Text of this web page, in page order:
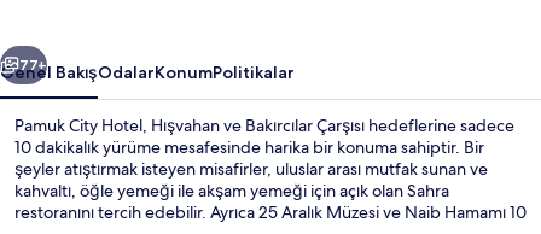
Sonraki
77+
Genel BakışOdalarKonumPolitikalar
Pamuk City Hotel, Hışvahan ve Bakırcılar Çarşısı hedeflerine sadece
10 dakikalık yürüme mesafesinde harika bir konuma sahiptir. Bir
şeyler atıştırmak isteyen misafirler, uluslar arası mutfak sunan ve
kahvaltı, öğle yemeği ile akşam yemeği için açık olan Sahra
restoranını tercih edebilir. Ayrıca 25 Aralık Müzesi ve Naib Hamamı 10